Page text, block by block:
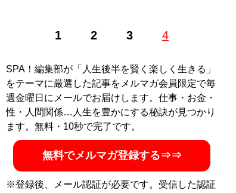
1 2 3 4
SPA！編集部が「人生後半を賢く楽しく生きる」
をテーマに厳選した記事をメルマガ会員限定で毎
週金曜日にメールでお届けします。仕事・お金・
性・人間関係…人生を豊かにする秘訣が見つかり
ます。無料・10秒で完了です。
無料でメルマガ登録する⇒⇒
※登録後、メール認証が必要です。受信した認証